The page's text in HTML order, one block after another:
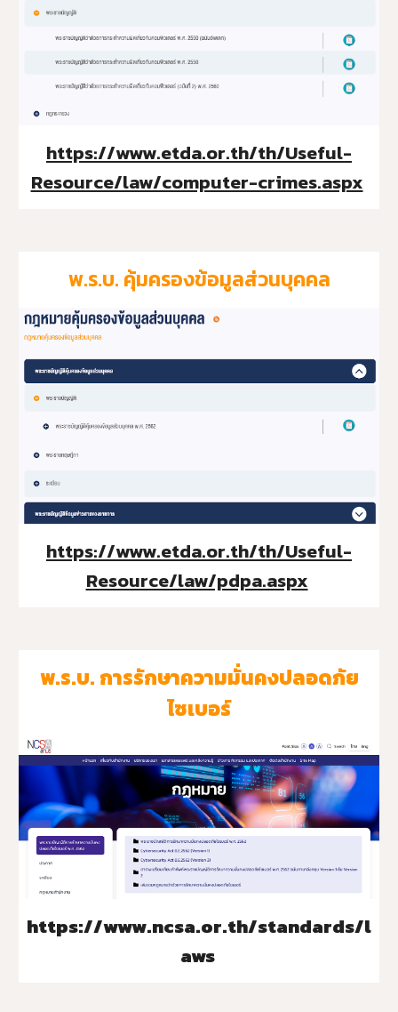
https://www.etda.or.th/th/Useful-
Resource/law/computer-crimes.aspx
พ.ร.บ. คุ้มครองข้อมูลส่วนบุคคล
https://www.etda.or.th/th/Useful-
Resource/law/pdpa.aspx
พ.ร.บ. การรักษาความมั่นคงปลอดภัย
ไซเบอร์
https://www.ncsa.or.th/standards/l
aws